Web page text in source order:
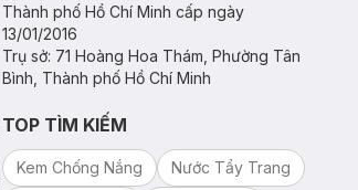
Thành phố Hồ Chí Minh cấp ngày
13/01/2016
Trụ sở: 71 Hoàng Hoa Thám, Phường Tân
Bình, Thành phố Hồ Chí Minh
TOP TÌM KIẾM
Kem Chống Nắng
Nước Tẩy Trang